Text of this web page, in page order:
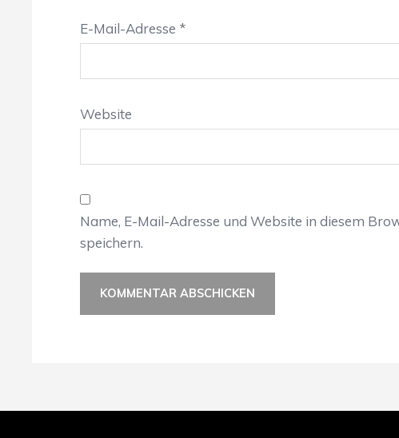
E-Mail-Adresse *
Website
Name, E-Mail-Adresse und Website in diesem
speichern.